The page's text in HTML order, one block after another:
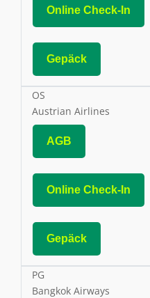
Online Check-In
Gepäck
OS
Austrian Airlines
AGB
Online Check-In
Gepäck
PG
Bangkok Airways